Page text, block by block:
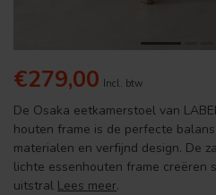
€279,00 Incl. btw
De Osaka eetkamerstoel van
houten frame is de perfecte
materialen en verfijnd design. De
lichte essenhouten frame creëren
uitstral Lees meer.